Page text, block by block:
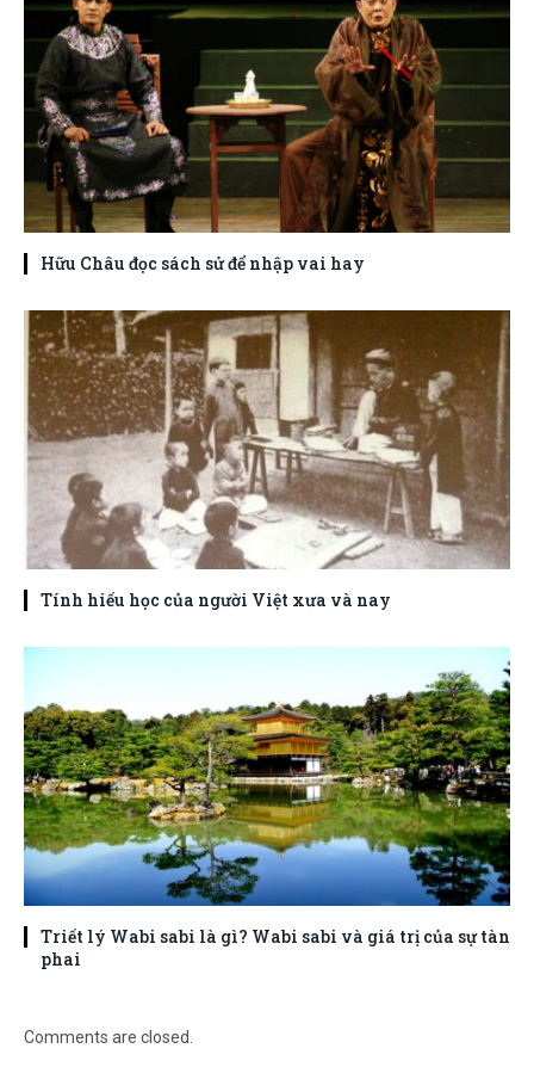
Hữu Châu đọc sách sử để nhập vai hay
Tính hiếu học của người Việt xưa và nay
Triết lý Wabi sabi là gì? Wabi sabi và giá trị của sự tàn
phai
Comments are closed.